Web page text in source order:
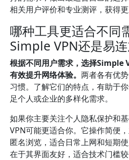
相关用户评价和专业测评，获得更
哪种工具更适合不同
Simple VPN还是易
根据不同用户需求，选择Simple
有效提升网络体验。 两者各有优
习惯。了解它们的特点，有助于
足个人或企业的多样化需求。
如果你主要关注个人隐私保护和
VPN可能更适合你。它操作简便
匿名浏览，适合日常上网和短期
在于其界面友好，适合技术门槛